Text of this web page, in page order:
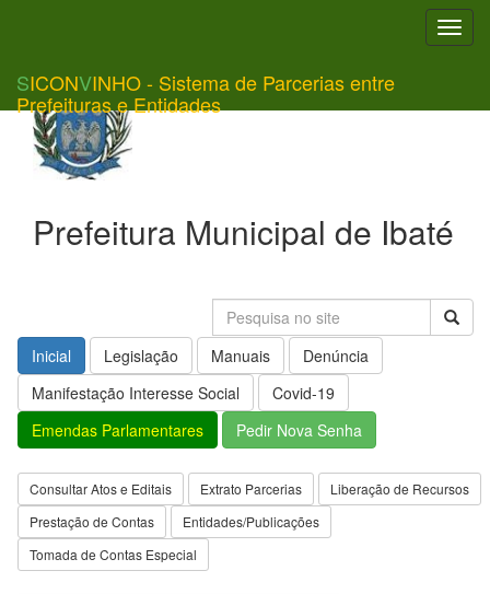
SICONVINHO - Sistema de Parcerias entre
Prefeituras e Entidades
Prefeitura Municipal de Ibaté
Inicial Legislação Manuais
Denúncia
Manifestação Interesse Social
Covid-19
Emendas Parlamentares
Pedir Nova Senha
Consultar Atos e Editais Extrato Parcerias
Liberação de Recursos
Prestação de Contas
Entidades/Publicações
Tomada de Contas Especial